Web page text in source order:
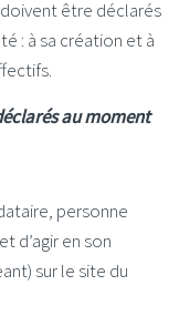
être déclarés
: à sa création et à
au moment
personne
d’agir en son
sur le site du